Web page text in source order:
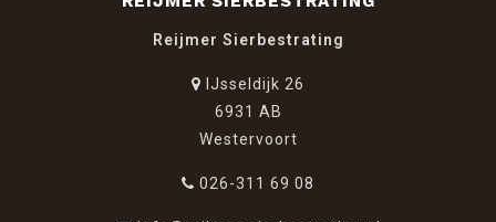
Reijmer Sierbestrating
IJsseldijk 26
6931 AB
Westervoort
026-311 69 08